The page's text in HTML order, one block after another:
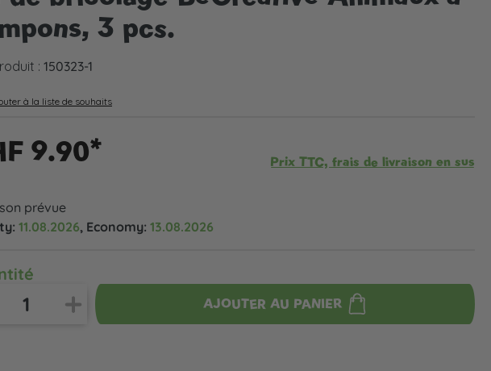
3 pcs.
: 150323-1
à la liste de souhaits
9.90* Prix TTC, frais de livraison en sus
prévue
11.08.2026, Economy: 13.08.2026
AJOUTER AU PANIER